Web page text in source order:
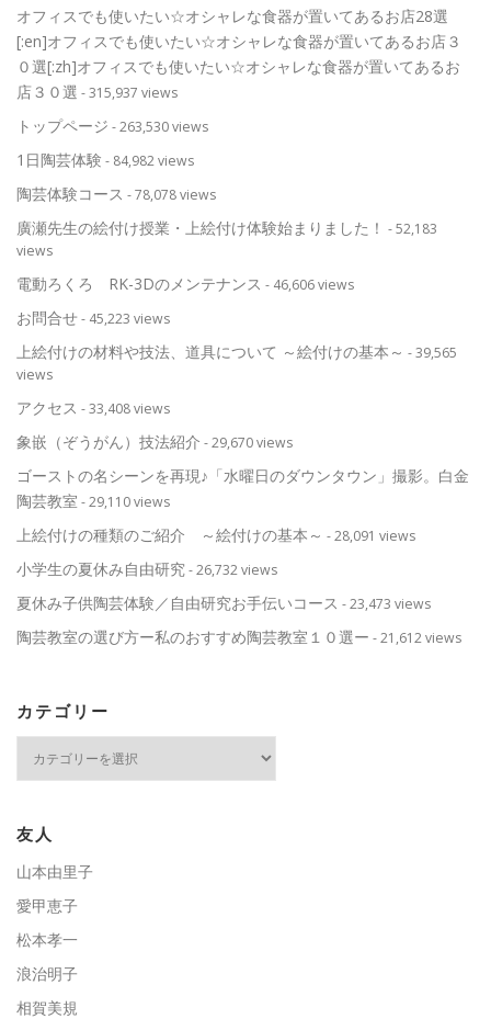
オフィスでも使いたい☆オシャレな食器が置いてあるお店28選
[:en]オフィスでも使いたい☆オシャレな食器が置いてあるお店３
０選[:zh]オフィスでも使いたい☆オシャレな食器が置いてあるお
店３０選 - 315,937 views
トップページ - 263,530 views
1日陶芸体験 - 84,982 views
陶芸体験コース - 78,078 views
廣瀬先生の絵付け授業・上絵付け体験始まりました！ - 52,183
views
電動ろくろ RK-3Dのメンテナンス - 46,606 views
お問合せ- 45,223 views
上絵付けの材料や技法、道具について ～絵付けの基本～ - 39,565
views
アクセス - 33,408 views
象嵌（ぞうがん）技法紹介 - 29,670 views
ゴーストの名シーンを再現♪「水曜日のダウンタウン」撮影。白金
陶芸教室 - 29,110 views
上絵付けの種類のご紹介 ～絵付けの基本～ - 28,091 views
小学生の夏休み自由研究- 26,732 views
夏休み子供陶芸体験／自由研究お手伝いコース - 23,473 views
陶芸教室の選び方ー私のおすすめ陶芸教室１０選ー - 21,612 views
カテゴリー
ー
友人
山本由里子
愛甲恵子
松本孝一
浪治明子
相賀美規